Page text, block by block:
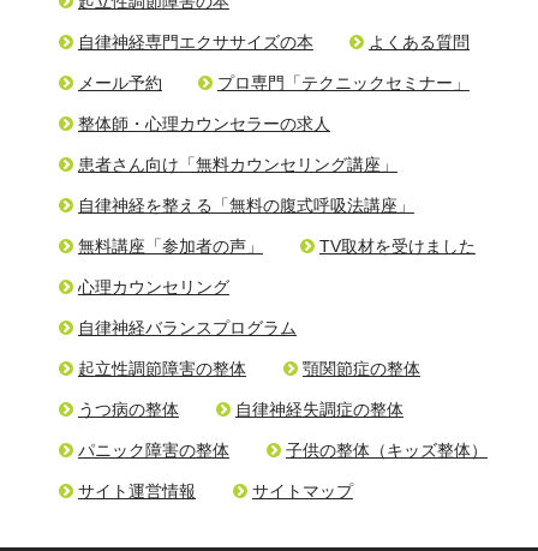
自律神経専門エクササイズの本 よくある質問
メール予約 プロ専門「テクニックセミナー」
整体師・心理カウンセラーの求人
患者さん向け「無料カウンセリング講座」
自律神経を整える「無料の腹式呼吸法講座」
無料講座「参加者の声」 TV取材を受けました
心理カウンセリング
自律神経バランスプログラム
起立性調節障害の整体 顎関節症の整体
うつ病の整体 自律神経失調症の整体
パニック障害の整体 子供の整体（キッズ整体）
サイト運営情報 サイトマップ